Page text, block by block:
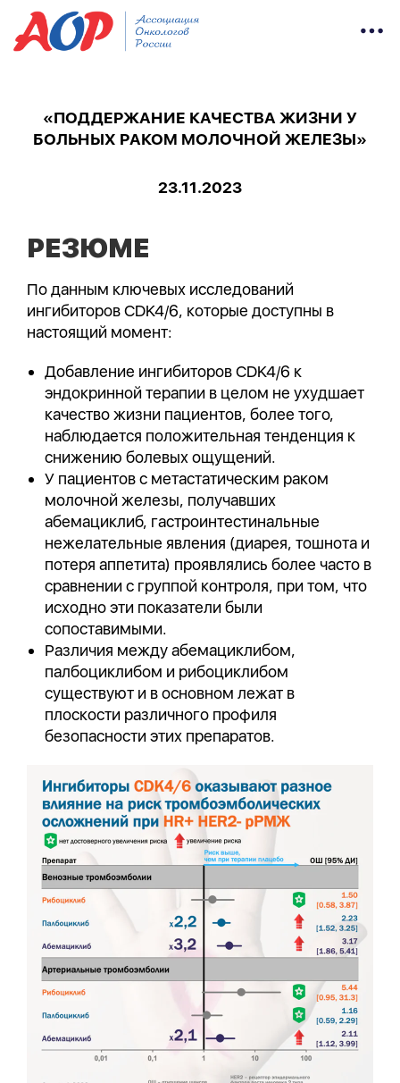
«ПОДДЕРЖАНИЕ КАЧЕСТВА ЖИЗНИ У
БОЛЬНЫХ РАКОМ МОЛОЧНОЙ ЖЕЛЕЗЫ»
23.11.2023
РЕЗЮМЕ
По данным ключевых исследований
ингибиторов CDK4/6, которые доступны в
настоящий момент:
Добавление ингибиторов CDK4/6 к
эндокринной терапии в целом не ухудшает
качество жизни пациентов, более того,
наблюдается положительная тенденция к
снижению болевых ощущений.
У пациентов с метастатическим раком
молочной железы, получавших
абемациклиб, гастроинтестинальные
нежелательные явления (диарея, тошнота и
потеря аппетита) проявлялись более часто в
сравнении с группой контроля, при том, что
исходно эти показатели были
сопоставимыми.
Различия между абемациклибом,
палбоциклибом и рибоциклибом
существуют и в основном лежат в
плоскости различного профиля
безопасности этих препаратов.